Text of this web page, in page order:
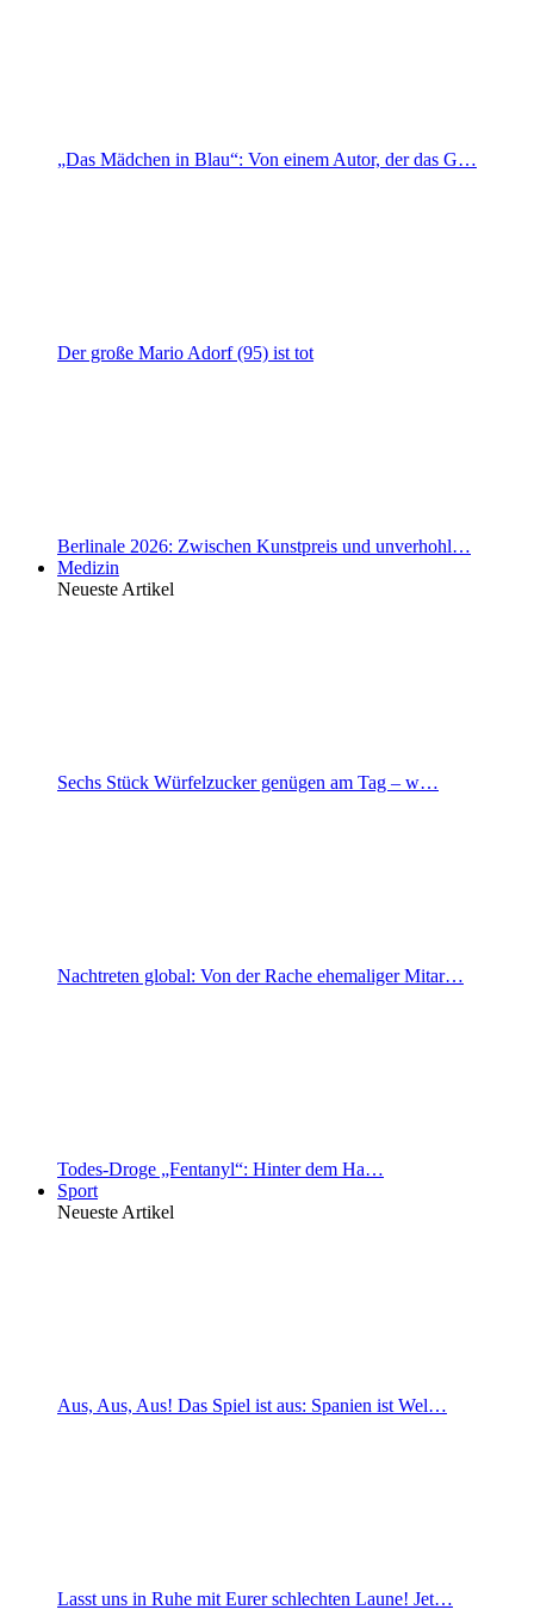
„Das Mädchen in Blau“: Von einem Autor, der das G…
Der große Mario Adorf (95) ist tot
Berlinale 2026: Zwischen Kunstpreis und unverhohl…
Medizin
Neueste Artikel
Sechs Stück Würfelzucker genügen am Tag – w…
Nachtreten global: Von der Rache ehemaliger Mitar…
Todes-Droge „Fentanyl“: Hinter dem Ha…
Sport
Neueste Artikel
Aus, Aus, Aus! Das Spiel ist aus: Spanien ist Wel…
Lasst uns in Ruhe mit Eurer schlechten Laune! Jet…